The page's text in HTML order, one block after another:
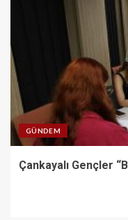
GÜNDEM
Çankayalı Gençler